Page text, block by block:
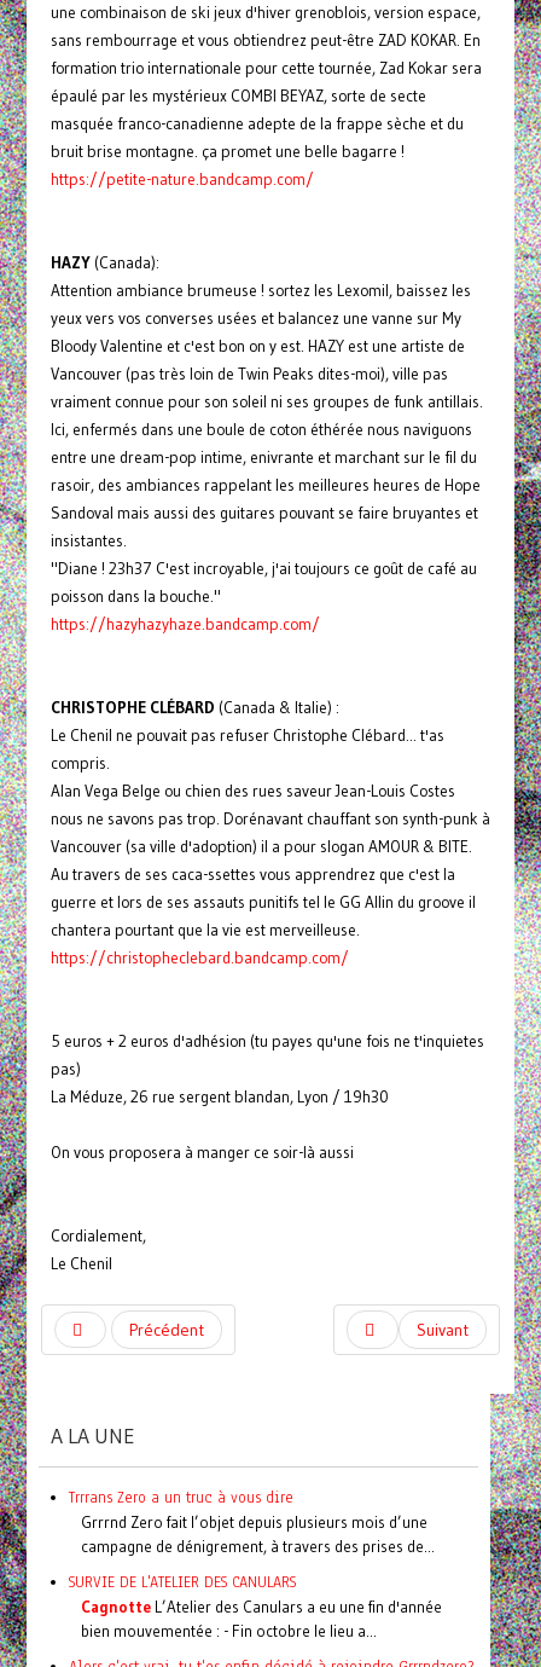
une combinaison de ski jeux d'hiver grenoblois, version espace,
sans rembourrage et vous obtiendrez peut-être ZAD KOKAR. En
formation trio internationale pour cette tournée, Zad Kokar sera
épaulé par les mystérieux COMBI BEYAZ, sorte de secte
masquée franco-canadienne adepte de la frappe sèche et du
bruit brise montagne. ça promet une belle bagarre !
https://petite-nature.bandcamp.com/
HAZY(Canada):
Attention ambiance brumeuse ! sortez les Lexomil, baissez les
yeux vers vos converses usées et balancez une vanne sur My
Bloody Valentine et c'est bon on y est. HAZY est une artiste de
Vancouver (pas très loin de Twin Peaks dites-moi), ville pas
vraiment connue pour son soleil ni ses groupes de funk antillais.
Ici, enfermés dans une boule de coton éthérée nous naviguons
entre une dream-pop intime, enivrante et marchant sur le fil du
rasoir, des ambiances rappelant les meilleures heures de Hope
Sandoval mais aussi des guitares pouvant se faire bruyantes et
insistantes.
"Diane ! 23h37 C'est incroyable, j'ai toujours ce goût de café au
poisson dans la bouche."
https://hazyhazyhaze.bandcamp.com/
CHRISTOPHE CLÉBARD (Canada & Italie) :
Le Chenil ne pouvait pas refuser Christophe Clébard... t'as
compris.
Alan Vega Belge ou chien des rues saveur Jean-Louis Costes
nous ne savons pas trop. Dorénavant chauffant son synth-punk à
Vancouver (sa ville d'adoption) il a pour slogan AMOUR & BITE.
Au travers de ses caca-ssettes vous apprendrez que c'est la
guerre et lors de ses assauts punitifs tel le GG Allin du groove il
chantera pourtant que la vie est merveilleuse.
https://christopheclebard.bandcamp.com/
5 euros + 2 euros d'adhésion (tu payes qu'une fois ne t'inquietes
pas)
La Méduze, 26 rue sergent blandan, Lyon / 19h30
On vous proposera à manger ce soir-là aussi
Cordialement,
Le Chenil
Précédent Suivant
A LA UNE
Trrrans Zero a un truc à vous dire
Grrrnd Zero fait l’objet depuis plusieurs mois d’une
campagne de dénigrement, à travers des prises de...
SURVIE DE L'ATELIER DES CANULARS
CagnotteL’Atelier des Canulars a eu une fin d'année
bien mouvementée : - Fin octobre le lieu a...